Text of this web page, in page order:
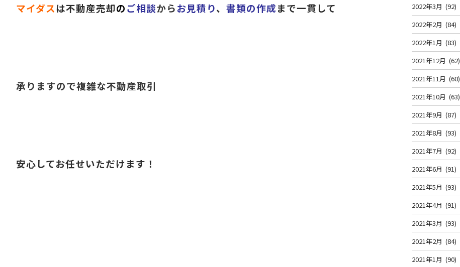
マイダスは不動産売却のご相談からお見積り、 書類の作成まで一貫して
承りますので複雑な不動産取引
安心してお任せいただけます！
2022年3月 (92)
2022年2月 (84)
2022年1月 (83)
2021年12月 (62)
2021年11月 (60)
2021年10月 (63)
2021年9月 (87)
2021年8月 (93)
2021年7月 (92)
2021年6月 (91)
2021年5月 (93)
2021年4月 (91)
2021年3月 (93)
2021年2月 (84)
2021年1月 (90)